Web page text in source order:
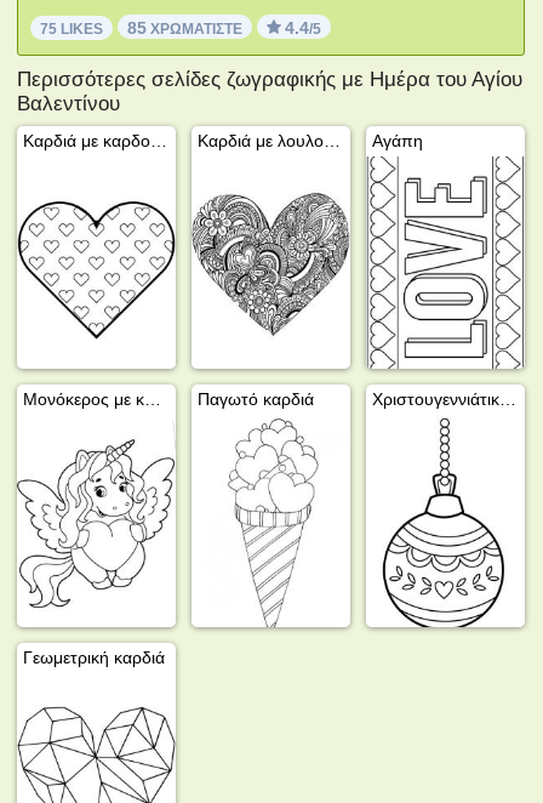
75 LIKES 85 ΧΡΩΜΑΤΊΣΤΕ 4.4/5
Περισσότερες σελίδες ζωγραφικής με Ημέρα του Αγίου
Βαλεντίνου
Αγάπη
Παγωτό καρδιά
Γεωμετρική καρδιά